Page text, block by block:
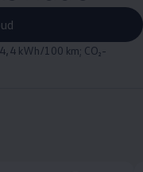
kWh/100 km; CO₂-